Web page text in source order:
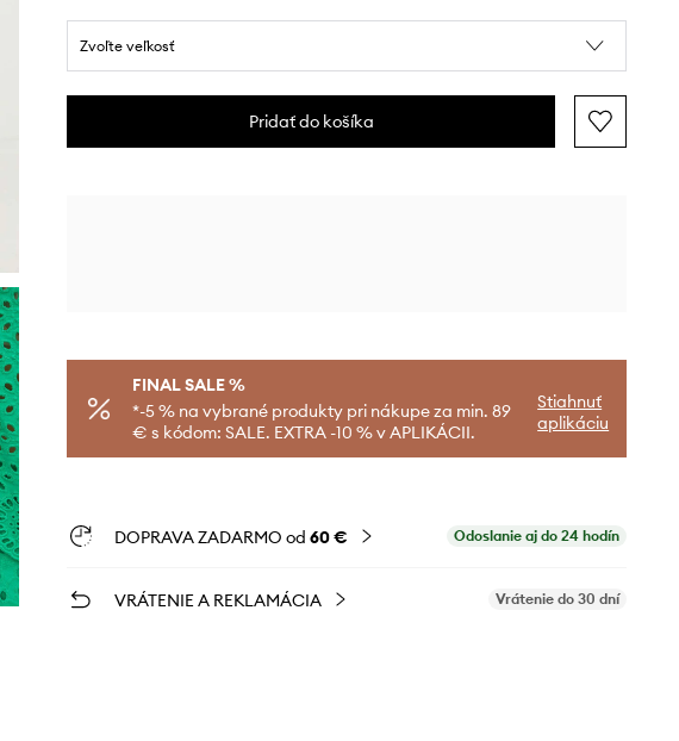
Zvoľte veľkosť
Pridať do košíka
FINAL SALE %
*-5 % na vybrané produkty pri nákupe za min. 89
€ s kódom: SALE. EXTRA -10 % v APLIKÁCII.
Stiahnuť
aplikáciu
DOPRAVA ZADARMO od 60 € Odoslanie aj do 24 hodín
VRÁTENIE A REKLAMÁCIA Vrátenie do 30 dní